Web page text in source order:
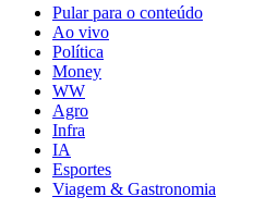
Pular para o conteúdo
Ao vivo
Política
Money
WW
Agro
Infra
IA
Esportes
Viagem & Gastronomia